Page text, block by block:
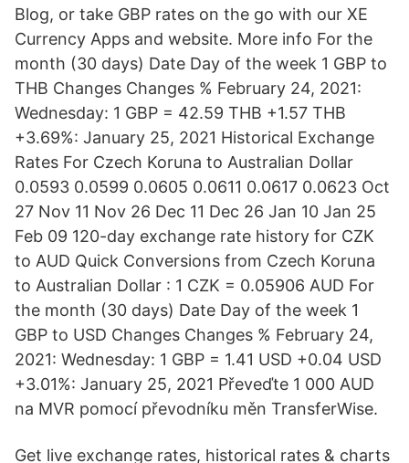
Blog, or take GBP rates on the go with our XE
Currency Apps and website. More info For the
month (30 days) Date Day of the week 1 GBP to
THB Changes Changes % February 24, 2021:
Wednesday: 1 GBP = 42.59 THB +1.57 THB
+3.69%: January 25, 2021 Historical Exchange
Rates For Czech Koruna to Australian Dollar
0.0593 0.0599 0.0605 0.0611 0.0617 0.0623 Oct
27 Nov 11 Nov 26 Dec 11 Dec 26 Jan 10 Jan 25
Feb 09 120-day exchange rate history for CZK
to AUD Quick Conversions from Czech Koruna
to Australian Dollar : 1 CZK = 0.05906 AUD For
the month (30 days) Date Day of the week 1
GBP to USD Changes Changes % February 24,
2021: Wednesday: 1 GBP = 1.41 USD +0.04 USD
+3.01%: January 25, 2021 Převeďte 1 000 AUD
na MVR pomocí převodníku měn TransferWise.
Get live exchange rates, historical rates & charts